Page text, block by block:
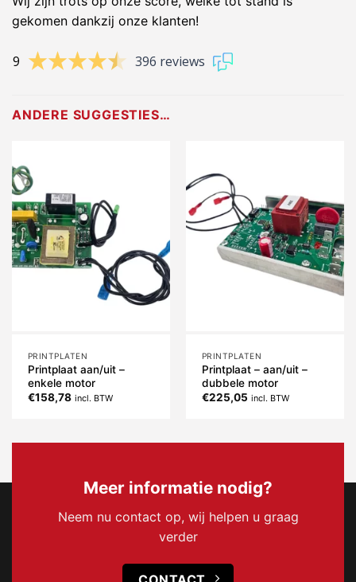
gekomen dankzij onze klanten!
9 396 reviews
ANDERE SUGGESTIES…
PRINTPLATEN
Printplaat aan/uit –
enkele motor
€158,78 incl. BTW
PRINTPLATEN
Printplaat – aan/uit –
dubbele motor
€225,05 incl. BTW
Meer informatie nodig?
Neem nu contact op, wij helpen u graag
verder